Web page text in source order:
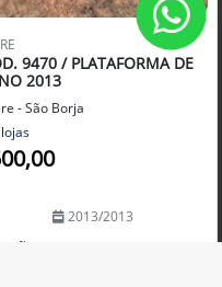
9470 / PLATAFORMA DE
2013
- São Borja
2013/2013